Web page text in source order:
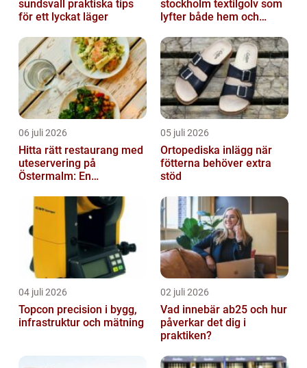
sundsvall praktiska tips
för ett lyckat läger
stockholm textilgolv som
lyfter både hem och
06 juli 2026
Hitta rätt restaurang med
uteservering på
Östermalm: En
i solen
05 juli 2026
Ortopediska inlägg när
fötterna behöver extra
stöd
04 juli 2026
Topcon precision i bygg,
infrastruktur och mätning
02 juli 2026
Vad innebär ab25 och hur
påverkar det dig i
praktiken?